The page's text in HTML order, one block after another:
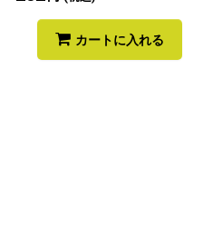
カートに入れる